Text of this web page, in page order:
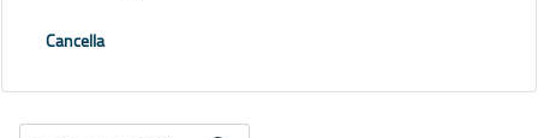
Cancella